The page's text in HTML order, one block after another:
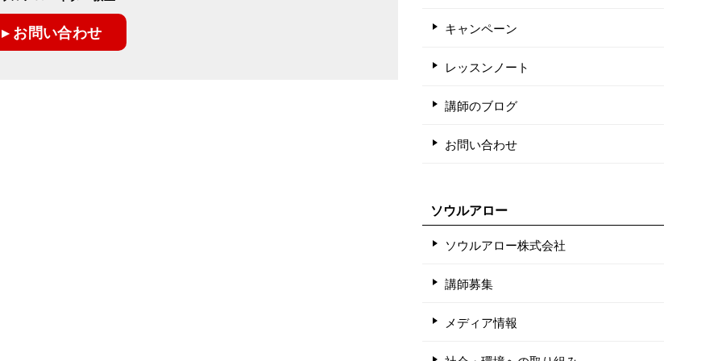
▸ お問い合わせ キャンペーン
レッスンノート
講師のブログ
お問い合わせ
ソウルアロー
ソウルアロー株式会社
講師募集
メディア情報